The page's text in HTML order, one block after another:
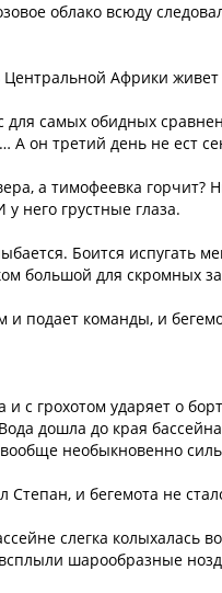
облако всюду
Африки живет
для самых обидных
А он третий день не ест
а тимофеевка горчит?
него грустные глаза.
Боится испугать
большой для скромных
и подает команды, и
с грохотом ударяет о
дошла до края
необыкновенно
и бегемота не
слегка колыхалась
шарообразные